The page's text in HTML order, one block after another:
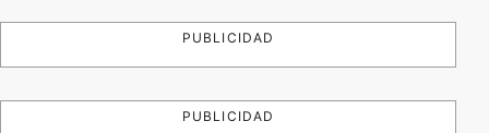
PUBLICIDAD
PUBLICIDAD